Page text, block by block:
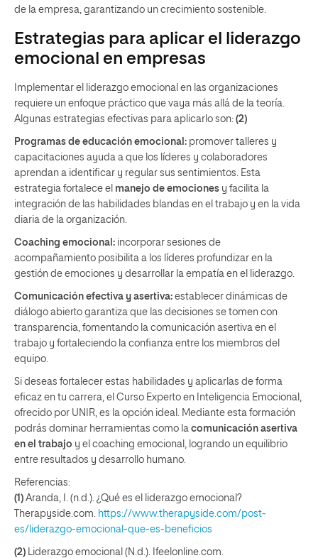
de la empresa, garantizando un crecimiento sostenible.
Estrategias para aplicar el liderazgo
emocional en empresas
Implementar el liderazgo emocional en las organizaciones
requiere un enfoque práctico que vaya más allá de la teoría.
Algunas estrategias efectivas para aplicarlo son: (2)
Programas de educación emocional: promover talleres y
capacitaciones ayuda a que los líderes y colaboradores
aprendan a identificar y regular sus sentimientos. Esta
estrategia fortalece el manejo de emociones y facilita la
integración de las habilidades blandas en el trabajo y en la vida
diaria de la organización.
Coaching emocional: incorporar sesiones de
acompañamiento posibilita a los líderes profundizar en la
gestión de emociones y desarrollar la empatía en el liderazgo.
Comunicación efectiva y asertiva: establecer dinámicas de
diálogo abierto garantiza que las decisiones se tomen con
transparencia, fomentando la comunicación asertiva en el
trabajo y fortaleciendo la confianza entre los miembros del
equipo.
Si deseas fortalecer estas habilidades y aplicarlas de forma
eficaz en tu carrera, el Curso Experto en Inteligencia Emocional,
ofrecido por UNIR, es la opción ideal. Mediante esta formación
podrás dominar herramientas como la comunicación asertiva
en el trabajo y el coaching emocional, logrando un equilibrio
entre resultados y desarrollo humano.
Referencias:
(1) Aranda, I. (n.d.). ¿Qué es el liderazgo emocional?
Therapyside.com. https://www.therapyside.com/post-
es/liderazgo-emocional-que-es-beneficios
(2) Liderazgo emocional (N.d.). Ifeelonline.com.